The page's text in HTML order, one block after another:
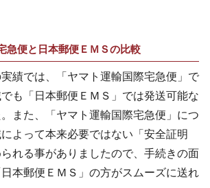
急便と日本郵便ＥＭＳの比較
績では、「ヤマト運輸国際宅急便」で
も「日本郵便ＥＭＳ」では発送可能な
また、「ヤマト運輸国際宅急便」につ
よって本来必要ではない「安全証明
れる事がありましたので、手続きの面
本郵便ＥＭＳ」の方がスムーズに送れ